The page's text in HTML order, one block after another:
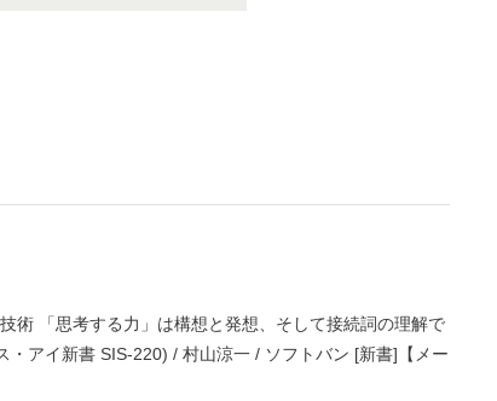
術 「思考する力」は構想と発想、そして接続詞の理解で
・アイ新書 SIS-220) / 村山涼一 / ソフトバン [新書]【メー